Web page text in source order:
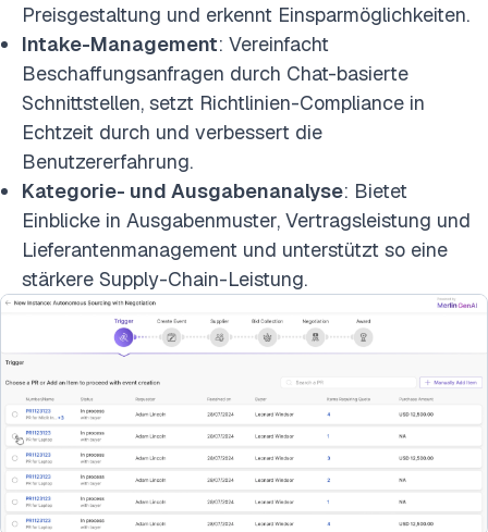
Preisgestaltung und erkennt Einsparmöglichkeiten.
Intake-Management: Vereinfacht
Beschaffungsanfragen durch Chat-basierte
Schnittstellen, setzt Richtlinien-Compliance in
Echtzeit durch und verbessert die
Benutzererfahrung.
Kategorie- und Ausgabenanalyse: Bietet
Einblicke in Ausgabenmuster, Vertragsleistung und
Lieferantenmanagement und unterstützt so eine
stärkere Supply-Chain-Leistung.